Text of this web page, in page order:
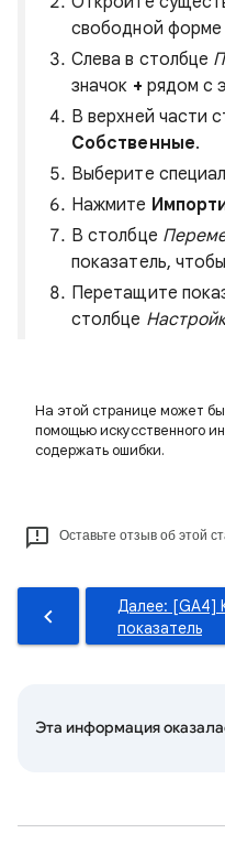
свободной форме
Слева в столбце
значок + рядом с
В верхней части
Собственные.
Выберите
Нажмите
В столбце
показатель,
Перетащите
столбце
На этой странице может
помощью искусственного
содержать ошибки.
Оставьте отзыв об этой
Далее: [GA4]
показатель
Эта информация